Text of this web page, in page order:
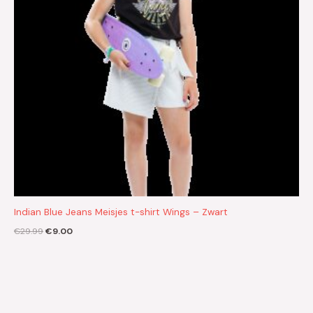
Indian Blue Jeans Meisjes t-shirt Wings – Zwart
€29.99€9.00